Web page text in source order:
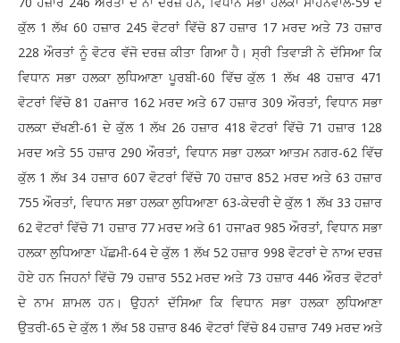
ਕੁੱਲ 1 ਲੱਖ 60 ਹਜ਼ਾਰ 245 ਵੋਟਰਾਂ ਵਿੱਚੋ 87 ਹਜ਼ਾਰ 17 ਮਰਦ ਅਤੇ 73 ਹਜ਼ਾਰ
228 ਔਰਤਾਂ ਨੂੰ ਵੋਟਰ ਵੱਜੋ ਦਰਜ਼ ਕੀਤਾ ਗਿਆ ਹੈ। ਸ੍ਰੀ ਤਿਵਾੜੀ ਨੇ ਦੱਸਿਆ ਕਿ
ਵਿਧਾਨ ਸਭਾ ਹਲਕਾ ਲੁਧਿਆਣਾ ਪੂਰਬੀ-60 ਵਿੱਚ ਕੁੱਲ 1 ਲੱਖ 48 ਹਜ਼ਾਰ 471
ਵੋਟਰਾਂ ਵਿੱਚੋ 81 ਹaਜਾਰ 162 ਮਰਦ ਅਤੇ 67 ਹਜ਼ਾਰ 309 ਔਰਤਾਂ, ਵਿਧਾਨ ਸਭਾ
ਹਲਕਾ ਦੱਖਣੀ-61 ਦੇ ਕੁੱਲ 1 ਲੱਖ 26 ਹਜ਼ਾਰ 418 ਵੋਟਰਾਂ ਵਿੱਚੋ 71 ਹਜ਼ਾਰ 128
ਮਰਦ ਅਤੇ 55 ਹਜ਼ਾਰ 290 ਔਰਤਾਂ, ਵਿਧਾਨ ਸਭਾ ਹਲਕਾ ਆਤਮ ਨਗਰ-62 ਵਿੱਚ
ਕੁੱਲ 1 ਲੱਖ 34 ਹਜ਼ਾਰ 607 ਵੋਟਰਾਂ ਵਿੱਚੋ 70 ਹਜ਼ਾਰ 852 ਮਰਦ ਅਤੇ 63 ਹਜ਼ਾਰ
755 ਔਰਤਾਂ, ਵਿਧਾਨ ਸਭਾ ਹਲਕਾ ਲੁਧਿਆਣਾ 63-ਕੇਦਰੀ ਦੇ ਕੁੱਲ 1 ਲੱਖ 33 ਹਜ਼ਾਰ
62 ਵੋਟਰਾਂ ਵਿੱਚੋ 71 ਹਜ਼ਾਰ 77 ਮਰਦ ਅਤੇ 61 ਹਜਾaਰ 985 ਔਰਤਾਂ, ਵਿਧਾਨ ਸਭਾ
ਹਲਕਾ ਲੁਧਿਆਣਾ ਪੱਛਮੀ-64 ਦੇ ਕੁੱਲ 1 ਲੱਖ 52 ਹਜ਼ਾਰ 998 ਵੋਟਰਾਂ ਦੇ ਨਾਅ ਦਰਜ਼
ਹੋਏ ਹਨ ਜਿਹਨਾਂ ਵਿੱਚੋ 79 ਹਜ਼ਾਰ 552 ਮਰਦ ਅਤੇ 73 ਹਜ਼ਾਰ 446 ਔਰਤ ਵੋਟਰਾਂ
ਦੇ ਨਾਮ ਸ਼ਾਮਲ ਹਨ। ਉਹਨਾਂ ਦੱਸਿਆ ਕਿ ਵਿਧਾਨ ਸਭਾ ਹਲਕਾ ਲੁਧਿਆਣਾ
ਉਤਰੀ-65 ਦੇ ਕੁੱਲ 1 ਲੱਖ 58 ਹਜ਼ਾਰ 846 ਵੋਟਰਾਂ ਵਿੱਚੋ 84 ਹਜ਼ਾਰ 749 ਮਰਦ ਅਤੇ